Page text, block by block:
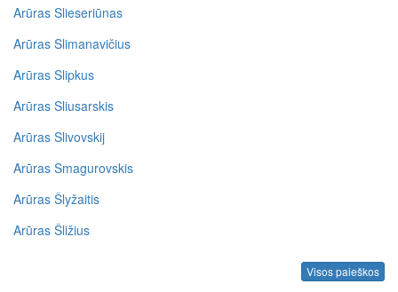
Arūras Slieseriūnas
Arūras Slimanavičius
Arūras Slipkus
Arūras Sliusarskis
Arūras Slivovskij
Arūras Smagurovskis
Arūras Šlyžaitis
Arūras Šližius
Visos paieškos